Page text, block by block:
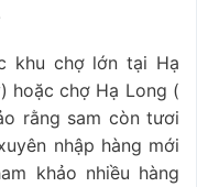
khu chợ lớn tại Hạ
hoặc chợ Hạ Long (
rằng sam còn tươi
nhập hàng mới
khảo nhiều hàng